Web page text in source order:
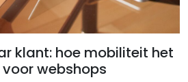
klant: hoe mobiliteit het
webshops